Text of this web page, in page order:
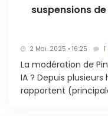
suspensions
2 Mai. 2025 • 16:25 1
La modération de
IA ? Depuis
rapportent